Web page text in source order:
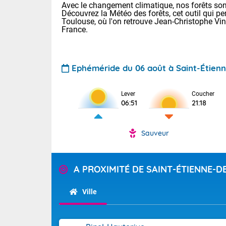
Pour la
Tendance
Avec le changement climatique, nos forêts
Découvrez la Météo des forêts, cet outil qui
Toulouse, où l'on retrouve Jean-Christophe
France.
Ephéméride du 06 août à Saint-
Lever
06:51
Coucher
21:18
Sauveur
A PROXIMITÉ DE SAINT-ÉTIENNE-
Ville
Voici les
: 18/23 Paris
Clermont-
Lille : 19/24
Cet après-
Risque
Sur le Sud-